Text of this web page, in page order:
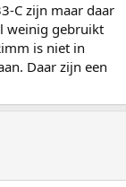
C zijn maar daar
weinig gebruikt
is niet in
Daar zijn een